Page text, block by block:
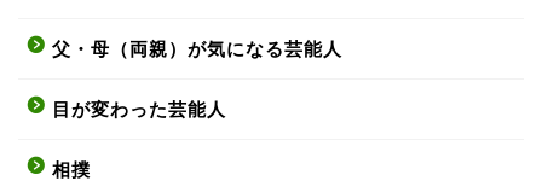
父・母（両親）が気になる芸能人
目が変わった芸能人
相撲